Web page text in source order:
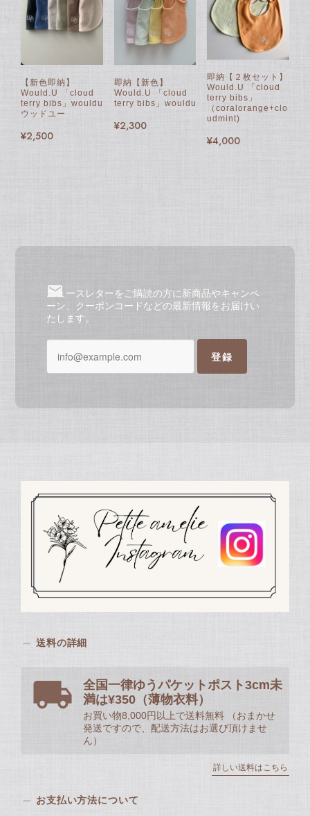
【新色即納】
Would.U 「cloud
terry bibs」wouldu
ウッドユー
¥2,500
即納【新色】
Would.U 「cloud
terry bibs」wouldu
¥2,300
即納【２枚セット】
Would.U 「cloud
terry bibs」
（coralorange+clo
udmint)
¥4,000
ニュースレターをご購読の方に新商品やキャンペ
ーン、クーポンコードなどの最新情報をお届けい
たします。
登録
送料の詳細
全国一律ゆうパケットポスト3cm未
満は¥350（薄物衣料）
お買い物8,000円以上で送料無料 （おまかせ
発送ですので、配送方法はお選び頂けませ
ん）
詳しい送料はこちら
お支払い方法について